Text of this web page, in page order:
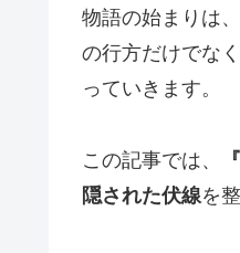
物語の始まりは
の行方だけでな
っていきます。
この記事では、
隠された伏線を